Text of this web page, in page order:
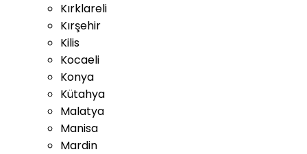
Kırklareli
Kırşehir
Kilis
Kocaeli
Konya
Kütahya
Malatya
Manisa
Mardin